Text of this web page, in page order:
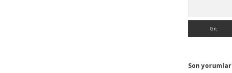
Son yorumlar